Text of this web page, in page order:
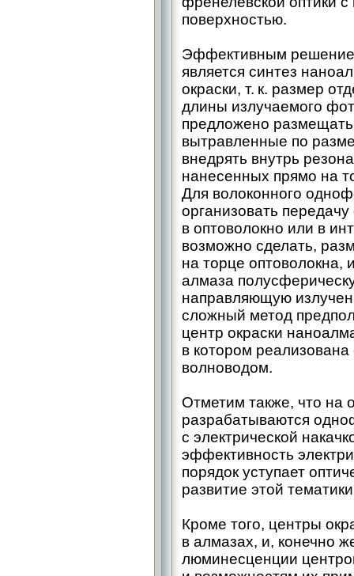
поверхностью.
Эффективным
является синтез
окраски, т. к. размер
длины излучаемого
предложено
вытравленные по
внедрять внутрь
нанесенных прямо на
Для волоконного
организовать
в оптоволокно или в
возможно сделать,
на торце оптоволокна,
алмаза
направляющую
сложный метод
центр окраски
в котором
волноводом.
Отметим также, что на
разрабатываются
с электрической
эффективность
порядок уступает
развитие этой
Кроме того, центры
в алмазах, и, конечно
люминесценции